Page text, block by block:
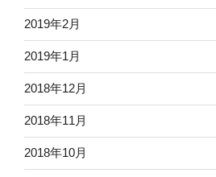
2019年2月
2019年1月
2018年12月
2018年11月
2018年10月